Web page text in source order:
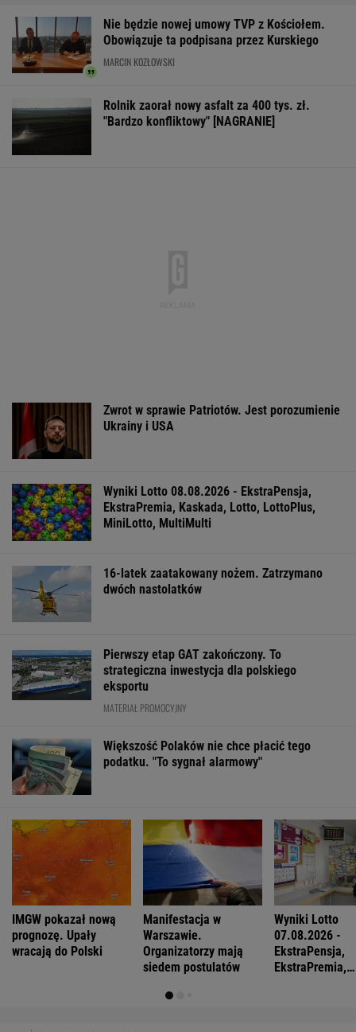
Nie będzie nowej umowy TVP z Kościołem.
Obowiązuje ta podpisana przez Kurskiego
MARCIN KOZŁOWSKI
Rolnik zaorał nowy asfalt za 400 tys. zł.
"Bardzo konfliktowy" [NAGRANIE]
Zwrot w sprawie Patriotów. Jest porozumienie
Ukrainy i USA
Wyniki Lotto 08.08.2026 - EkstraPensja,
EkstraPremia, Kaskada, Lotto, LottoPlus,
MiniLotto, MultiMulti
16-latek zaatakowany nożem. Zatrzymano
dwóch nastolatków
Pierwszy etap GAT zakończony. To
strategiczna inwestycja dla polskiego
eksportu
MATERIAŁ PROMOCYJNY
Większość Polaków nie chce płacić tego
podatku. "To sygnał alarmowy"
IMGW pokazał nową
prognozę. Upały
wracają do Polski
Manifestacja w
Warszawie.
Organizatorzy mają
siedem postulatów
Wyniki Lotto
07.08.2026 -
EkstraPensja,
EkstraPremia,